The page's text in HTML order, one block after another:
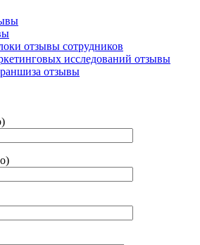
отзывы сотрудников
исследований отзывы
отзывы